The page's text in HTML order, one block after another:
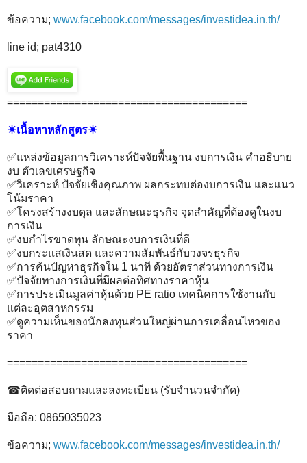
ข้อความ; www.facebook.com/messages/investidea.in.th/
line id; pat4310
=======================================
☀เนื้อหาหลักสูตร☀
✅แหล่งข้อมูลการวิเคราะห์ปัจจัยพื้นฐาน งบการเงิน คำอธิบาย
งบ ตัวเลขเศรษฐกิจ
✅วิเคราะห์ ปัจจัยเชิงคุณภาพ ผลกระทบต่องบการเงิน และแนว
โน้มราคา
✅โครงสร้างงบดุล และลักษณะธุรกิจ จุดสำคัญที่ต้องดูในงบ
การเงิน
✅งบกำไรขาดทุน ลักษณะงบการเงินที่ดี
✅งบกระแสเงินสด และความสัมพันธ์กับวงจรธุรกิจ
✅การค้นปัญหาธุรกิจใน 1 นาที ด้วยอัตราส่วนทางการเงิน
✅ปัจจัยทางการเงินที่มีผลต่อทิศทางราคาหุ้น
✅การประเมินมูลค่าหุ้นด้วย PE ratio เทคนิคการใช้งานกับ
แต่ละอุตสาหกรรม
✅ดูความเห็นของนักลงทุนส่วนใหญ่ผ่านการเคลื่อนไหวของ
ราคา
=======================================
☎ติดต่อสอบถามและลงทะเบียน (รับจำนวนจำกัด)
มือถือ: 0865035023
ข้อความ; www.facebook.com/messages/investidea.in.th/